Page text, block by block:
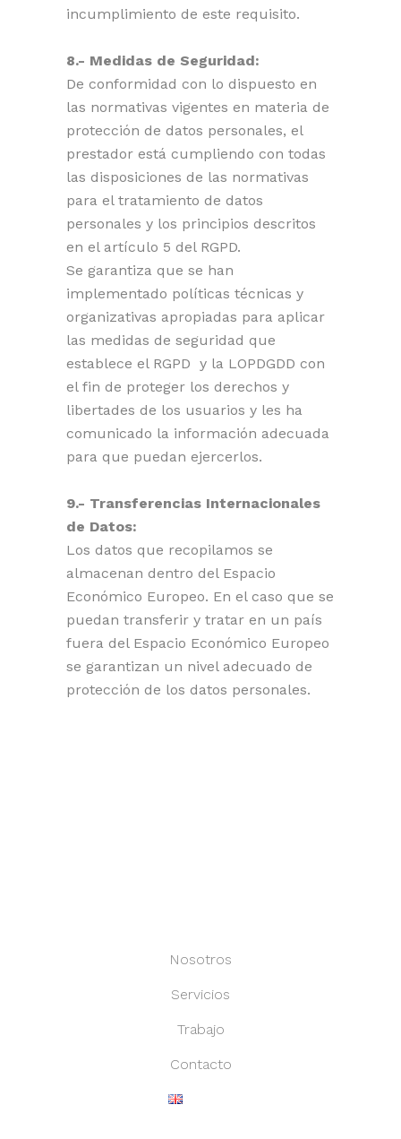
incumplimiento de este requisito.
8.- Medidas de Seguridad:
De conformidad con lo dispuesto en
las normativas vigentes en materia de
protección de datos personales, el
prestador está cumpliendo con todas
las disposiciones de las normativas
para el tratamiento de datos
personales y los principios descritos
en el artículo 5 del RGPD.
Se garantiza que se han
implementado políticas técnicas y
organizativas apropiadas para aplicar
las medidas de seguridad que
establece el RGPD y la LOPDGDD con
el fin de proteger los derechos y
libertades de los usuarios y les ha
comunicado la información adecuada
para que puedan ejercerlos.
9.- Transferencias Internacionales
de Datos:
Los datos que recopilamos se
almacenan dentro del Espacio
Económico Europeo. En el caso que se
puedan transferir y tratar en un país
fuera del Espacio Económico Europeo
se garantizan un nivel adecuado de
protección de los datos personales.
Nosotros
Servicios
Trabajo
Contacto